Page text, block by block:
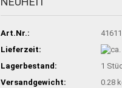
Art.Nr.:
Lieferzeit:
Lagerbestand:
1
Versandgewicht:
0.28